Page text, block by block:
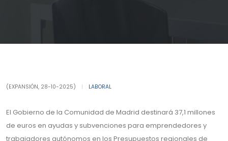
(EXPANSIÓN, 28-10-2025) LABORAL
El Gobierno de la Comunidad de Madrid destinará 37,1 millones
de euros en ayudas y subvenciones para emprendedores y
trabajadores autónomos en los Presupuestos regionales de